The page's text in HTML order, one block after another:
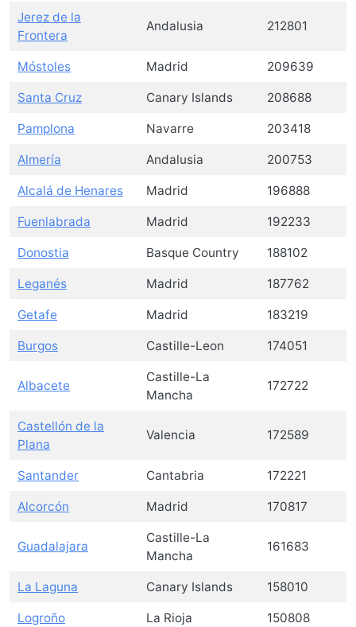
Jerez de la
Frontera
Andalusia 212801
Móstoles Madrid 209639
Santa Cruz Canary Islands 208688
Pamplona Navarre 203418
Almería Andalusia 200753
Alcalá de Henares Madrid 196888
Fuenlabrada Madrid 192233
Donostia Basque Country 188102
Leganés Madrid 187762
Getafe Madrid 183219
Burgos Castille-Leon 174051
Albacete
Castille-La
Mancha
172722
Castellón de la
Plana
Valencia 172589
Santander Cantabria 172221
Alcorcón Madrid 170817
Guadalajara
Castille-La
Mancha
161683
La Laguna Canary Islands 158010
Logroño La Rioja 150808